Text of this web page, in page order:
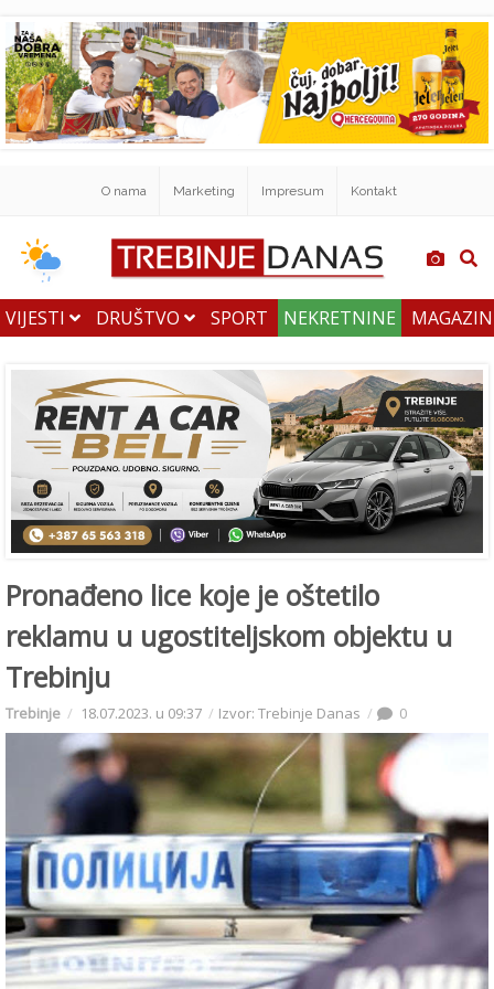
O nama Marketing Impresum Kontakt
VIJESTI DRUŠTVO SPORT NEKRETNINE
Pronađeno lice koje je oštetilo
reklamu u ugostiteljskom objektu u
Trebinju
Trebinje 18.07.2023. u 09:37 Izvor: Trebinje Danas 0